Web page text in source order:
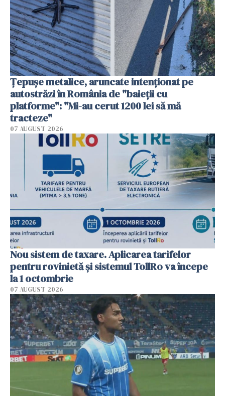
Țepușe metalice, aruncate intenționat pe
autostrăzi în România de "baieții cu
platforme": "Mi-au cerut 1200 lei să mă
tracteze"
07 AUGUST 2026
Nou sistem de taxare. Aplicarea tarifelor
pentru rovinietă şi sistemul TollRo va începe
la 1 octombrie
07 AUGUST 2026